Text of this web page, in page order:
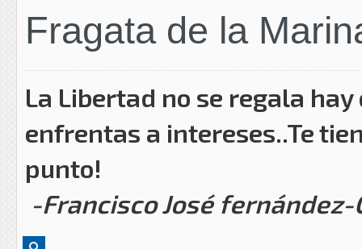
Fragata de la
La Libertad no se regala
enfrentas a intereses..Te
punto!
-Francisco José